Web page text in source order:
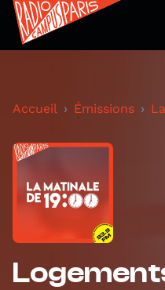
Accueil Émissions